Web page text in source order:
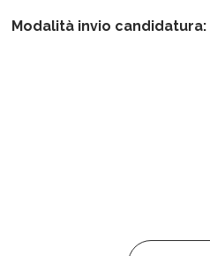
Modalità invio candidatura:
Nome *